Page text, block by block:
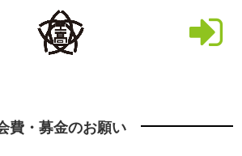
費・募金のお願い